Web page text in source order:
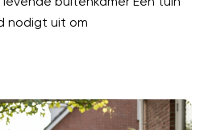
nodigt uit om